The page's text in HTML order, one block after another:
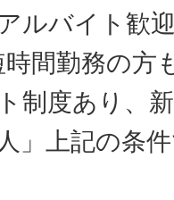
ルバイト歓
時間勤務の方
制度あり、
」上記の条